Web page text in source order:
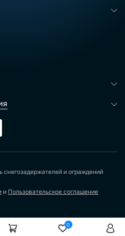
0
снегозадержателей и ограждений
и Пользовательское соглашение